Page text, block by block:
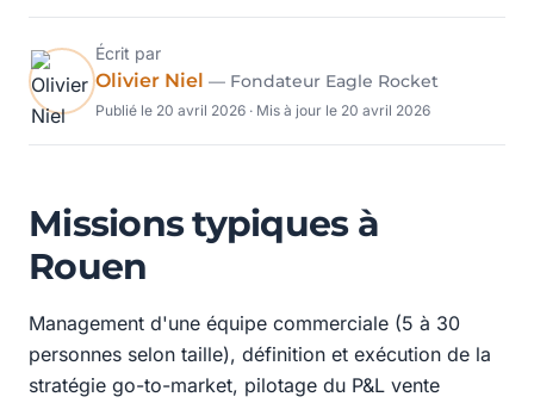
Écrit par
Olivier Niel — Fondateur Eagle Rocket
Publié le 20 avril 2026 · Mis à jour le 20 avril 2026
Missions typiques à
Rouen
Management d'une équipe commerciale (5 à 30
personnes selon taille), définition et exécution de la
stratégie go-to-market, pilotage du P&L vente